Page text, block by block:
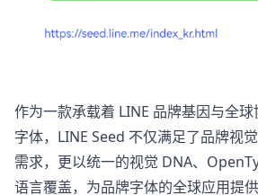
作为一款承载着 LINE 品牌基因与全
字体，LINE Seed 不仅满足了品牌视
需求，更以统一的视觉 DNA、
语言覆盖，为品牌字体的全球应用提